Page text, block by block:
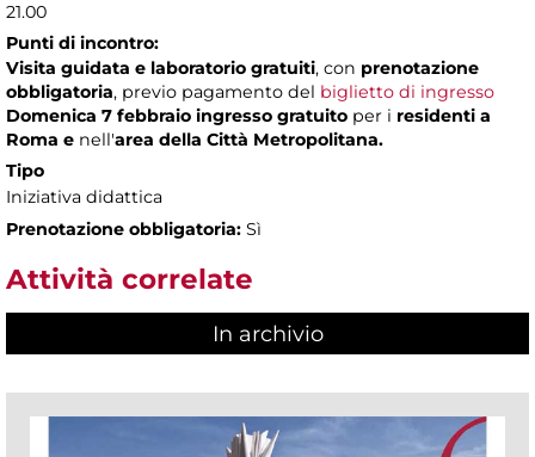
21.00
Punti di incontro:
Visita guidata e laboratorio gratuiti, con prenotazione
obbligatoria, previo pagamento del biglietto di ingresso
Domenica 7 febbraio ingresso gratuito per i residenti a
Roma e nell'area della Città Metropolitana.
Tipo
Iniziativa didattica
Prenotazione obbligatoria: Sì
Attività correlate
In archivio